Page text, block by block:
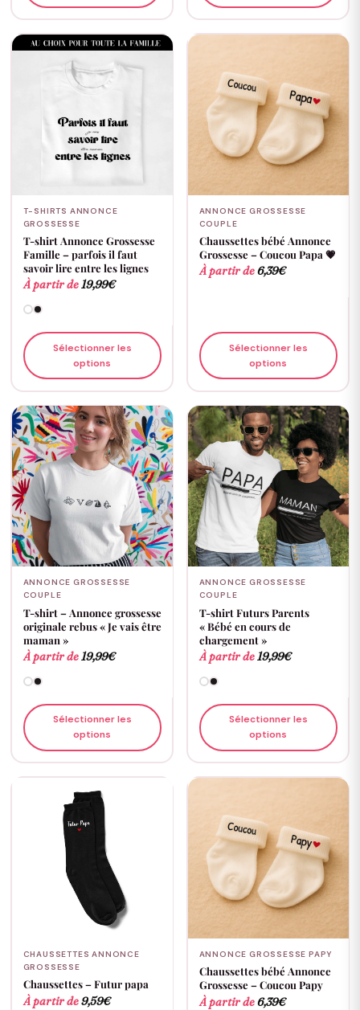
T-SHIRTS ANNONCE
GROSSESSE
T-shirt Annonce Grossesse
Famille – parfois il faut
savoir lire entre les lignes
À partir de19,99€
Sélectionner les
options
ANNONCE GROSSESSE
COUPLE
Chaussettes bébé Annonce
Grossesse – Coucou Papa 💗
À partir de6,39€
Sélectionner les
options
ANNONCE GROSSESSE
COUPLE
T-shirt – Annonce grossesse
originale rebus « Je vais être
maman »
À partir de19,99€
Sélectionner les
options
ANNONCE GROSSESSE
COUPLE
T-shirt Futurs Parents
« Bébé en cours de
chargement »
À partir de19,99€
Sélectionner les
options
CHAUSSETTES ANNONCE
GROSSESSE
Chaussettes – Futur papa
À partir de9,59€
ANNONCE GROSSESSE PAPY
Chaussettes bébé Annonce
Grossesse – Coucou Papy
À partir de6,39€